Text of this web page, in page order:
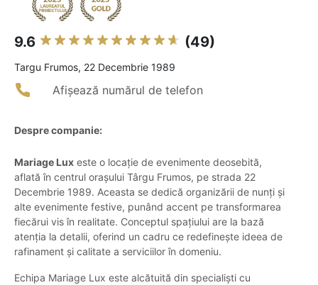
9.6 (49)
Targu Frumos, 22 Decembrie 1989
Afișează numărul de telefon
Despre companie:
Mariage Lux este o locație de evenimente deosebită,
aflată în centrul orașului Târgu Frumos, pe strada 22
Decembrie 1989. Aceasta se dedică organizării de nunți și
alte evenimente festive, punând accent pe transformarea
fiecărui vis în realitate. Conceptul spațiului are la bază
atenția la detalii, oferind un cadru ce redefinește ideea de
rafinament și calitate a serviciilor în domeniu.
Echipa Mariage Lux este alcătuită din specialiști cu